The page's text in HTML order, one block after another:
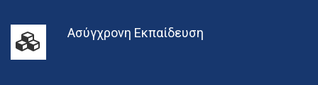
Ασύγχρονη Εκπαίδευση